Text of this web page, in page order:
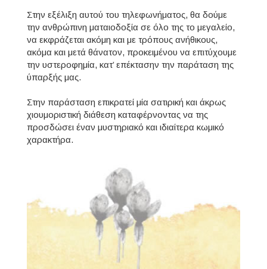
Στην εξέλιξη αυτού του τηλεφωνήματος, θα δούμε
την ανθρώπινη ματαιοδοξία σε όλο της το μεγαλείο,
να εκφράζεται ακόμη και με τρόπους ανήθικους,
ακόμα και μετά θάνατον, προκειμένου να επιτύχουμε
την υστεροφημία, κατ’ επέκτασην την παράταση της
ύπαρξής μας.
Στην παράσταση επικρατεί μία σατιρική και άκρως
χιουμοριστική διάθεση καταφέρνοντας να της
προσδώσει έναν μυστηριακό και ιδιαίτερα κωμικό
χαρακτήρα.